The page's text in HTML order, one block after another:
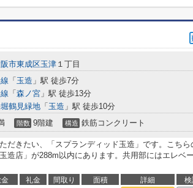
市東成区玉津 １丁目
「 玉造 」駅 徒歩7分
「 森ノ宮 」駅 徒歩13分
鶴見緑地 「 玉造 」駅 徒歩10分
階数 9階建 構造 鉄筋コンクリート
だきたい、「スプランディッド玉造」です。こちら
造店」が288m以内にあります。共用部にはエレベ
礼金 間取り 面積 詳細
検